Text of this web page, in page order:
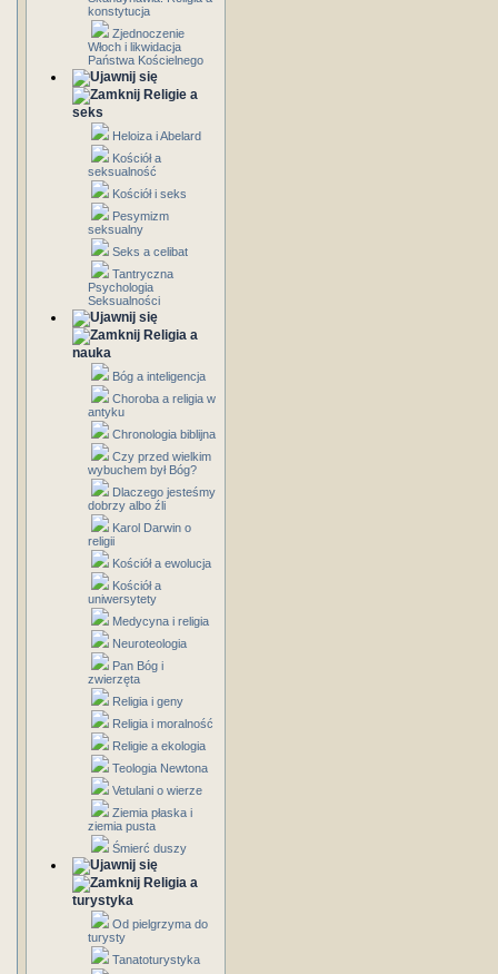
konstytucja
Zjednoczenie
Włoch i likwidacja
Państwa Kościelnego
Religie a
seks
Heloiza i Abelard
Kościół a
seksualność
Kościół i seks
Pesymizm
seksualny
Seks a celibat
Tantryczna
Psychologia
Seksualności
Religia a
nauka
Bóg a inteligencja
Choroba a religia w
antyku
Chronologia biblijna
Czy przed wielkim
wybuchem był Bóg?
Dlaczego jesteśmy
dobrzy albo źli
Karol Darwin o
religii
Kościół a ewolucja
Kościół a
uniwersytety
Medycyna i religia
Neuroteologia
Pan Bóg i
zwierzęta
Religia i geny
Religia i moralność
Religie a ekologia
Teologia Newtona
Vetulani o wierze
Ziemia płaska i
ziemia pusta
Śmierć duszy
Religia a
turystyka
Od pielgrzyma do
turysty
Tanatoturystyka